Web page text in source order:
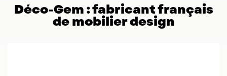
Déco-Gem : fabricant français
de mobilier design